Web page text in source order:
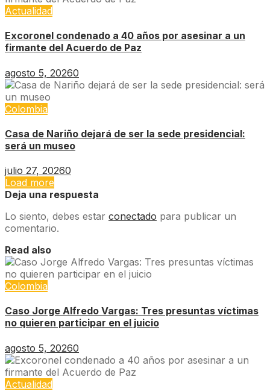
Actualidad
Excoronel condenado a 40 años por asesinar a un
firmante del Acuerdo de Paz
agosto 5, 20260
Colombia
Casa de Nariño dejará de ser la sede presidencial:
será un museo
julio 27, 20260
Load more
Deja una respuesta
Lo siento, debes estar conectado para publicar un
comentario.
Read also
Colombia
Caso Jorge Alfredo Vargas: Tres presuntas víctimas
no quieren participar en el juicio
agosto 5, 20260
Actualidad